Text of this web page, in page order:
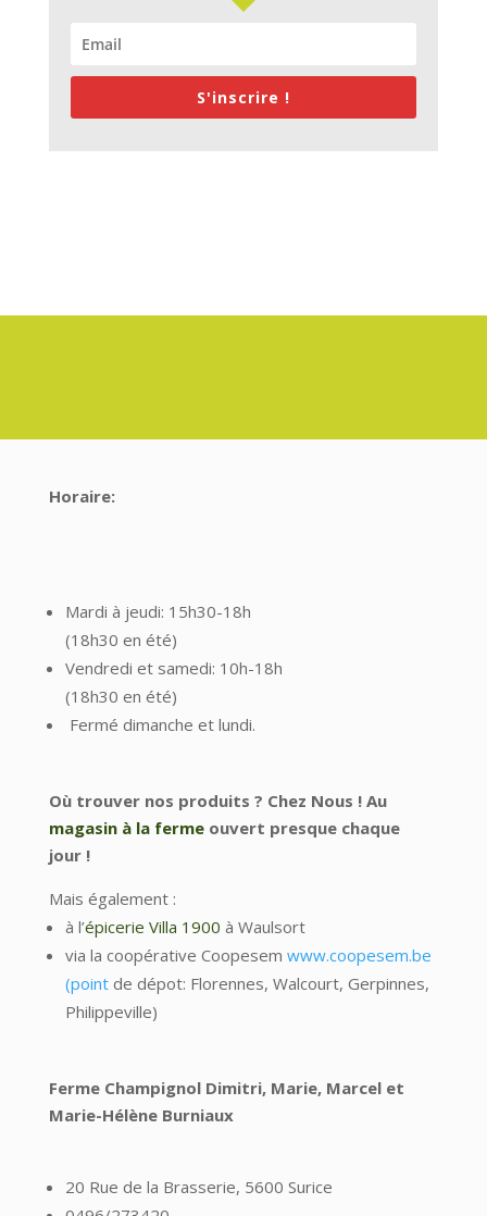
S'inscrire !
Horaire:
Mardi à jeudi: 15h30-18h
(18h30 en été)
Vendredi et samedi: 10h-18h
(18h30 en été)
Fermé dimanche et lundi.
Où trouver nos produits ? Chez Nous ! Au
magasin à la fermeouvert presque chaque
jour !
Mais également :
à l’épicerie Villa 1900 à Waulsort
via la coopérative Coopesem www.coopesem.be
(pointde dépot: Florennes, Walcourt, Gerpinnes,
Philippeville)
Ferme Champignol Dimitri, Marie, Marcel et
Marie-Hélène Burniaux
20 Rue de la Brasserie, 5600 Surice